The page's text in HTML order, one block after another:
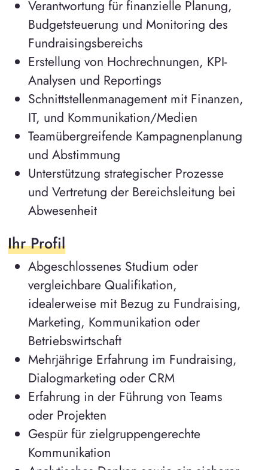
Verantwortung für finanzielle Planung,
Budgetsteuerung und Monitoring des
Fundraisingsbereichs
Erstellung von Hochrechnungen, KPI-
Analysen und Reportings
Schnittstellenmanagement mit Finanzen,
IT, und Kommunikation/Medien
Teamübergreifende Kampagnenplanung
und Abstimmung
Unterstützung strategischer Prozesse
und Vertretung der Bereichsleitung bei
Abwesenheit
Ihr Profil
Abgeschlossenes Studium oder
vergleichbare Qualifikation,
idealerweise mit Bezug zu Fundraising,
Marketing, Kommunikation oder
Betriebswirtschaft
Mehrjährige Erfahrung im Fundraising,
Dialogmarketing oder CRM
Erfahrung in der Führung von Teams
oder Projekten
Gespür für zielgruppengerechte
Kommunikation